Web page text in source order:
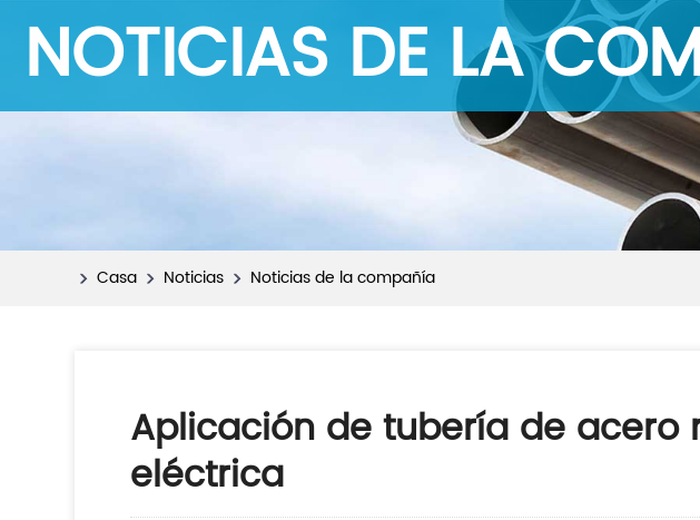
NOTICIAS DE LA
Casa Noticias Noticias de la compañía
Aplicación de tubería de
eléctrica